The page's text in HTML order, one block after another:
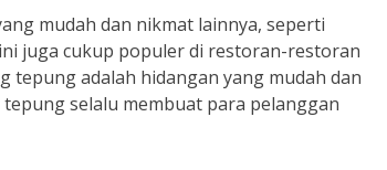
mudah dan nikmat lainnya, seperti
juga cukup populer di restoran-restoran
tepung adalah hidangan yang mudah dan
selalu membuat para pelanggan